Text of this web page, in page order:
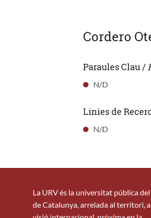
Cordero
Paraules Clau /
N/D
Linies de
N/D
La URV és la universitat pública
de Catalunya, arrelada al territori,